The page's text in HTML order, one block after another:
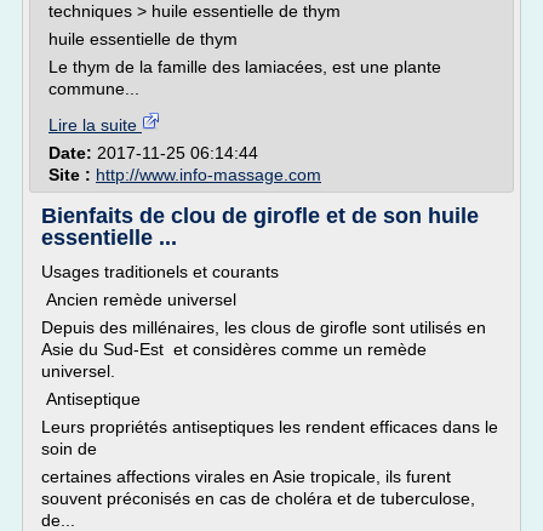
techniques > huile essentielle de thym
huile essentielle de thym
Le thym de la famille des lamiacées, est une plante
commune...
Lire la suite
Date: 2017-11-25 06:14:44
Site : http://www.info-massage.com
Bienfaits de clou de girofle et de son huile
essentielle ...
Usages traditionels et courants
Ancien remède universel
Depuis des millénaires, les clous de girofle sont utilisés en
Asie du Sud-Est et considères comme un remède
universel.
Antiseptique
Leurs propriétés antiseptiques les rendent efficaces dans le
soin de
certaines affections virales en Asie tropicale, ils furent
souvent préconisés en cas de choléra et de tuberculose,
de...